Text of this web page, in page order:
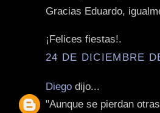
Gracias Eduardo,
¡Felices fiestas!.
24 DE DICIEMBRE
Diego dijo...
"Aunque se pierdan